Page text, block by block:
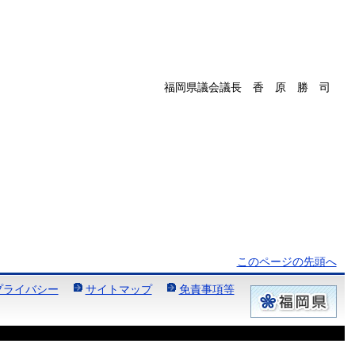
会議長 香 原 勝 司
このページの先頭へ
ライバシー サイトマップ 免責事項等